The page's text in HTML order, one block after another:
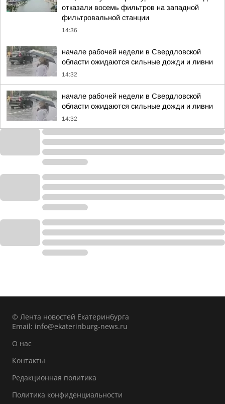
отказали восемь фильтров на западной
фильтровальной станции
14:36
начале рабочей недели в Свердловской
области ожидаются сильные дожди и ливни
14:32
начале рабочей недели в Свердловской
области ожидаются сильные дожди и ливни
14:32
© Лента новостей Екатеринбурга
Email: info@ekaterinburg-news.ru
О нас
Контакты
Редакционная политика
Политика конфиденциальности